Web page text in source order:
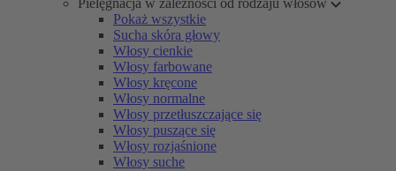
Pielęgnacja w zależności od rodzaju włosów
Pokaż wszystkie
Sucha skóra głowy
Włosy cienkie
Włosy farbowane
Włosy kręcone
Włosy normalne
Włosy przetłuszczające się
Włosy puszące się
Włosy rozjaśnione
Włosy suche